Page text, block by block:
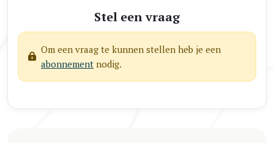
Stel een vraag
Om een vraag te kunnen stellen heb je een
abonnement nodig.